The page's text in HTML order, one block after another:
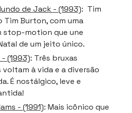
de Jack - (1993): Tim
Tim Burton, com uma
stop-motion que une
de um jeito único.
(1993): Três bruxas
à vida e a diversão
É nostálgico, leve e
- (1991): Mais icônico que